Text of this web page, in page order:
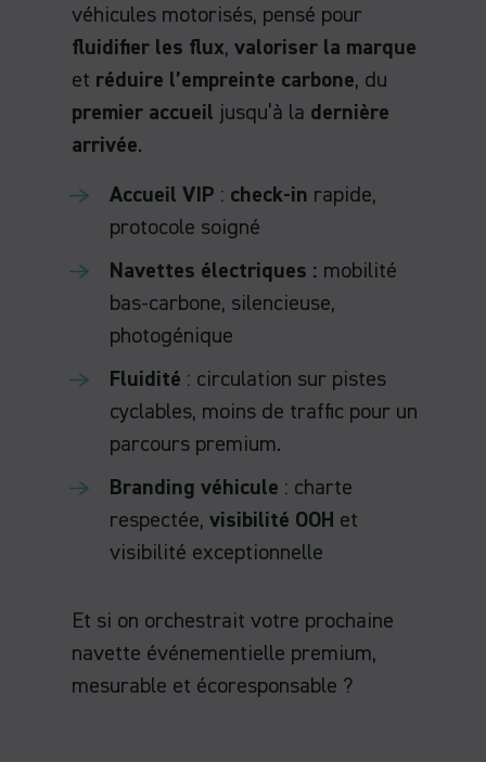
véhicules motorisés, pensé pour
fluidifier les flux, valoriser la marque
et réduire l’empreinte carbone, du
premier accueil jusqu’à la dernière
arrivée.
Accueil VIP : check-in rapide,
protocole soigné
Navettes électriques : mobilité
bas-carbone, silencieuse,
photogénique
Fluidité : circulation sur pistes
cyclables, moins de traffic pour un
parcours premium.
Branding véhicule : charte
respectée, visibilité OOH et
visibilité exceptionnelle
Et si on orchestrait votre prochaine
navette événementielle premium,
mesurable et écoresponsable ?